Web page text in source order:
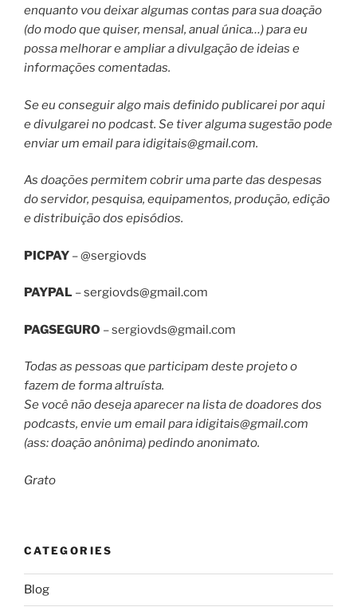
enquanto vou deixar algumas contas para sua doação
(do modo que quiser, mensal, anual única…) para eu
possa melhorar e ampliar a divulgação de ideias e
informações comentadas.
Se eu conseguir algo mais definido publicarei por aqui
e divulgarei no podcast. Se tiver alguma sugestão pode
enviar um email paraidigitais@gmail.com.
As doações permitem cobrir uma parte das despesas
do servidor, pesquisa, equipamentos, produção, edição
e distribuição dos episódios.
PICPAY – @sergiovds
PAYPAL –sergiovds@gmail.com
PAGSEGURO –sergiovds@gmail.com
Todas as pessoas que participam deste projeto o
fazem de forma altruísta.
Se você não deseja aparecer na lista de doadores dos
podcasts, envie um email paraidigitais@gmail.com
(ass: doação anônima) pedindo anonimato.
Grato
CATEGORIES
Blog